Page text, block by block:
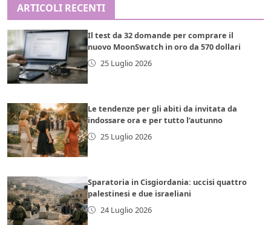
ARTICOLI RECENTI
Il test da 32 domande per comprare il
nuovo MoonSwatch in oro da 570 dollari
25 Luglio 2026
Le tendenze per gli abiti da invitata da
indossare ora e per tutto l’autunno
25 Luglio 2026
Sparatoria in Cisgiordania: uccisi quattro
palestinesi e due israeliani
24 Luglio 2026